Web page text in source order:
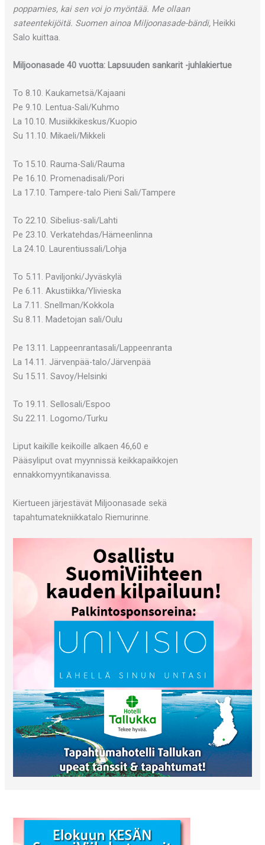
poppamies, kai sen voi jo myöntää. Me ollaan
sateentekijöitä. Suomen ainoa Miljoonasade-bändi,Heikki
Salo kuittaa.
Miljoonasade 40 vuotta: Lapsuuden sankarit -juhlakiertue
To 8.10. Kaukametsä/Kajaani
Pe 9.10. Lentua-Sali/Kuhmo
La 10.10. Musiikkikeskus/Kuopio
Su 11.10. Mikaeli/Mikkeli
To 15.10. Rauma-Sali/Rauma
Pe 16.10. Promenadisali/Pori
La 17.10. Tampere-talo Pieni Sali/Tampere
To 22.10. Sibelius-sali/Lahti
Pe 23.10. Verkatehdas/Hämeenlinna
La 24.10. Laurentiussali/Lohja
To 5.11. Paviljonki/Jyväskylä
Pe 6.11. Akustiikka/Ylivieska
La 7.11. Snellman/Kokkola
Su 8.11. Madetojan sali/Oulu
Pe 13.11. Lappeenrantasali/Lappeenranta
La 14.11. Järvenpää-talo/Järvenpää
Su 15.11. Savoy/Helsinki
To 19.11. Sellosali/Espoo
Su 22.11. Logomo/Turku
Liput kaikille keikoille alkaen 46,60 e
Pääsyliput ovat myynnissä keikkapaikkojen
ennakkomyyntikanavissa.
Kiertueen järjestävät Miljoonasade sekä
tapahtumatekniikkatalo Riemurinne.